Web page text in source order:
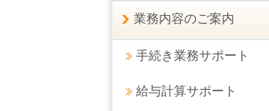
業務内容のご案内
手続き業務サポート
給与計算サポート